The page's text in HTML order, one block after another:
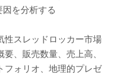
を分析する
性スレッドロッカー市場
、販売数量、売上高、
フォリオ、地理的プレゼ